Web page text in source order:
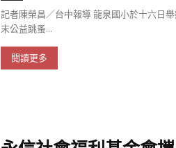
記者陳榮昌／台中報導 龍泉國小於十六日
末公益跳蚤...
閱讀更多